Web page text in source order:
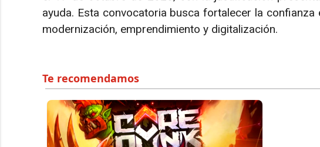
ayuda. Esta convocatoria busca fortalecer la
modernización, emprendimiento y digitalización.